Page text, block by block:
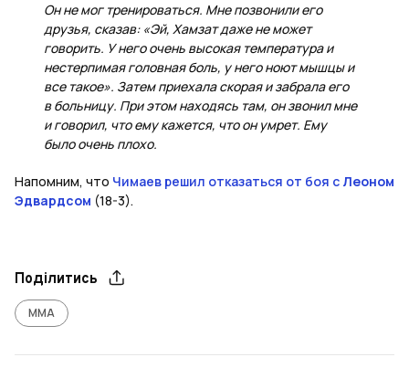
Он не мог тренироваться. Мне позвонили его
друзья, сказав: «Эй, Хамзат даже не может
говорить. У него очень высокая температура и
нестерпимая головная боль, у него ноют мышцы и
все такое». Затем приехала скорая и забрала его
в больницу. При этом находясь там, он звонил мне
и говорил, что ему кажется, что он умрет. Ему
было очень плохо.
Напомним, что Чимаев решил отказаться от боя с Леоном
Эдвардсом (18-3).
Поділитись
ММА